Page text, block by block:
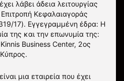
λάβει άδεια λειτουργίας
Κεφαλαιαγοράς
17). Εγγεγραμμένη έδρα: Η
της και την επωνυμία της:
Business Center, 2ος
μια εταιρεία που έχει